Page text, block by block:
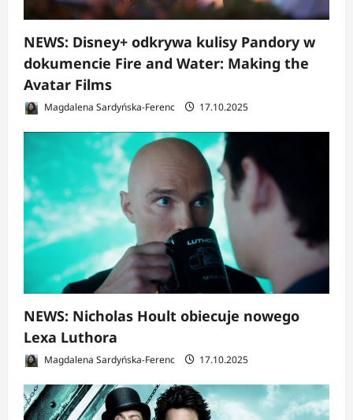
NEWS: Disney+ odkrywa kulisy Pandory w
dokumencie Fire and Water: Making the
Avatar Films
Magdalena Sardyńska-Ferenc 17.10.2025
NEWS: Nicholas Hoult obiecuje nowego
Lexa Luthora
Magdalena Sardyńska-Ferenc 17.10.2025